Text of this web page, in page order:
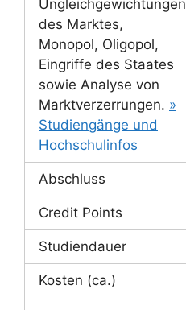
Ungleichgewichtungen
des Marktes,
Monopol, Oligopol,
Eingriffe des Staates
sowie Analyse von
Marktverzerrungen. »
Studiengänge und
Hochschulinfos
Abschluss
Credit Points
Studiendauer
Kosten (ca.)